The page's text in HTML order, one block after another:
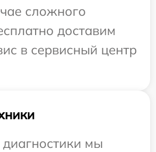
сложного
доставим
в сервисный центр
мы